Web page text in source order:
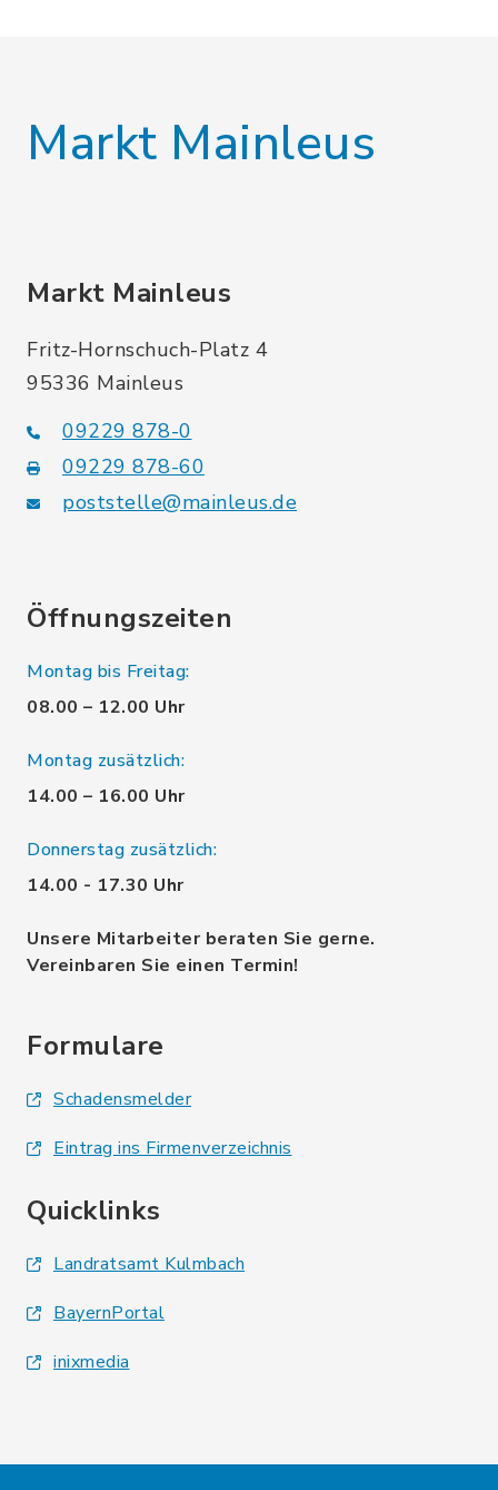
Markt Mainleus
Markt Mainleus
Fritz-Hornschuch-Platz 4
95336 Mainleus
09229 878-0
09229 878-60
poststelle@mainleus.de
Öffnungszeiten
Montag bis Freitag:
08.00 – 12.00 Uhr
Montag zusätzlich:
14.00 – 16.00 Uhr
Donnerstag zusätzlich:
14.00 - 17.30 Uhr
Unsere Mitarbeiter beraten Sie gerne.
Vereinbaren Sie einen Termin!
Formulare
Schadensmelder
Eintrag ins Firmenverzeichnis
Quicklinks
Landratsamt Kulmbach
BayernPortal
inixmedia